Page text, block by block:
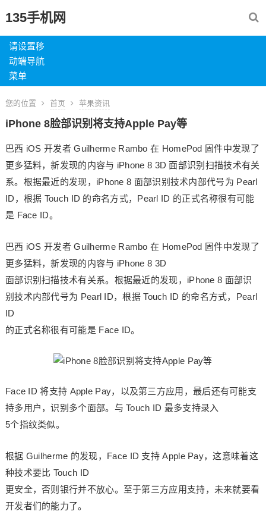
135手机网
请设置移
动端导航
菜单
您的位置 首页 苹果资讯
iPhone 8脸部识别将支持Apple Pay等
巴西 iOS 开发者 Guilherme Rambo 在 HomePod 固件中发现了
更多猛料，新发现的内容与 iPhone 8 3D 面部识别扫描技术有关
系。根据最近的发现，iPhone 8 面部识别技术内部代号为 Pearl
ID，根据 Touch ID 的命名方式，Pearl ID 的正式名称很有可能
是 Face ID。
巴西 iOS 开发者 Guilherme Rambo 在 HomePod 固件中发现了
更多猛料，新发现的内容与 iPhone 8 3D
面部识别扫描技术有关系。根据最近的发现，iPhone 8 面部识
别技术内部代号为 Pearl ID，根据 Touch ID 的命名方式，Pearl
ID
的正式名称很有可能是 Face ID。
Face ID 将支持 Apple Pay，以及第三方应用，最后还有可能支
持多用户，识别多个面部。与 Touch ID 最多支持录入
5个指纹类似。
根据 Guilherme 的发现，Face ID 支持 Apple Pay，这意味着这
种技术要比 Touch ID
更安全，否则银行并不放心。至于第三方应用支持，未来就要看
开发者们的能力了。